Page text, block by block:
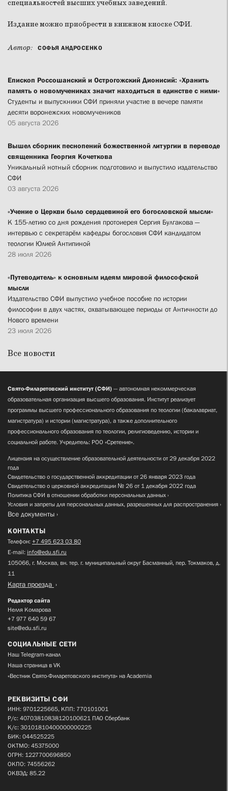
специальностей высших учебных заведений.
Издание можно приобрести в книжном киоске СФИ.
Автор: СОФЬЯ АНДРОСЕНКО
Епископ Россошанский и Острогожский Дионисий: «Хранить
память о новомучениках значит находиться в единстве с ними»
Студенты и выпускники СФИ приняли участие в вечере памяти
десяти воронежских новомучеников
05 августа 2026
Вышел сборник песнопений божественной литургии в переводе
священника Георгия Кочеткова
Уникальный нотный сборник подготовило и выпустило издательство
СФИ
03 августа 2026
«Учение о Церкви было сердцевиной его богословской мысли»
К 155-летию со дня рождения протоиерея Сергия Булгакова —
интервью с секретарём кафедры богословия СФИ кандидатом
теологии Юлией Антипиной
28 июля 2026
«Путеводитель» к основным идеям мировой философской
мысли
Издательство СФИ выпустило учебное пособие по истории
философии в двух частях, охватывающее периоды от Античности до
Нового времени
23 июля 2026
Все новости
Свято-Филаретовский институт (СФИ) — автономная некоммерческая
образовательная организация высшего образования. Институт реализует
программы высшего профессионального образования по теологии (бакалавриат,
магистратура) и истории (магистратура), а также дополнительного
профессионального образования по теологии, религиоведению, истории и
социальной работе. Учредитель: РОО «Сретение».
Лицензия на осуществление образовательной деятельности от 29 декабря 2022
года
Свидетельство о государственной аккредитации от 26 января 2023 года
Свидетельство о церковной аккредитации № 26 от 1 декабря 2022 года
Политика СФИ в отношении обработки персональных данных
Условия и запреты для персональных данных, разрешенных для распространения
Все документы
КОНТАКТЫ
Телефон: +7 495 623 03 80
E-mail: info@edu.sfi.ru
105066, г. Москва, вн. тер. г. муниципальный округ Басманный, пер. Токмаков, д.
11
Карта проезда
Редактор сайта
Нелля Комарова
+7 977 640 59 67
site@edu.sfi.ru
СОЦИАЛЬНЫЕ СЕТИ
Наш Telegram-канал
Наша страница в VK
«Вестник Свято-Филаретовского института» на Academia
РЕКВИЗИТЫ СФИ
ИНН: 9701225665, КПП: 770101001
Р/с: 40703810838120100621 ПАО Сбербанк
К/с: 30101810400000000225
БИК: 044525225
ОКТМО: 45375000
ОГРН: 1227700696850
ОКПО: 74556262
ОКВЭД: 85.22